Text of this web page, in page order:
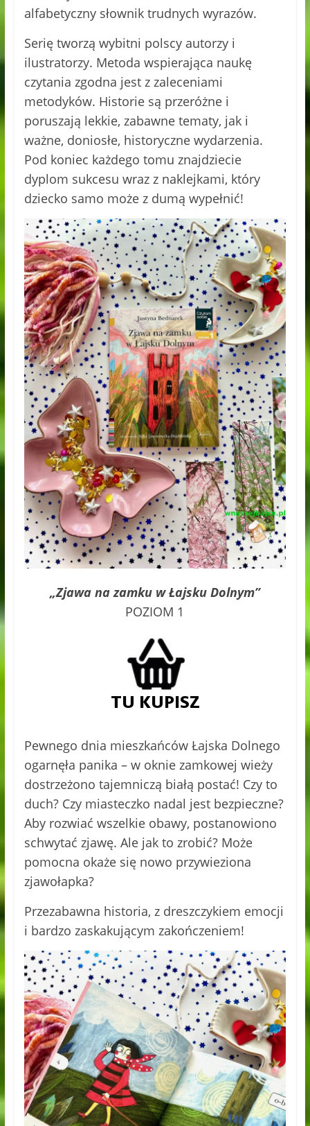
alfabetyczny słownik trudnych wyrazów.
Serię tworzą wybitni polscy autorzy i
ilustratorzy. Metoda wspierająca naukę
czytania zgodna jest z zaleceniami
metodyków. Historie są przeróżne i
poruszają lekkie, zabawne tematy, jak i
ważne, doniosłe, historyczne wydarzenia.
Pod koniec każdego tomu znajdziecie
dyplom sukcesu wraz z naklejkami, który
dziecko samo może z dumą wypełnić!
„Zjawa na zamku w Łajsku Dolnym”
POZIOM 1
Pewnego dnia mieszkańców Łajska Dolnego
ogarnęła panika – w oknie zamkowej wieży
dostrzeżono tajemniczą białą postać! Czy to
duch? Czy miasteczko nadal jest bezpieczne?
Aby rozwiać wszelkie obawy, postanowiono
schwytać zjawę. Ale jak to zrobić? Może
pomocna okaże się nowo przywieziona
zjawołapka?
Przezabawna historia, z dreszczykiem emocji
i bardzo zaskakującym zakończeniem!